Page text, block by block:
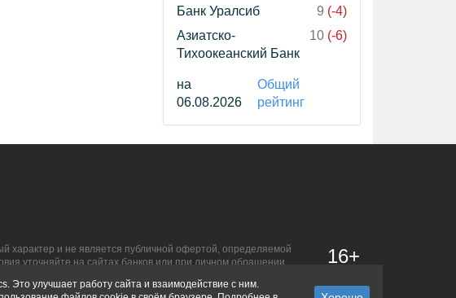
Банк Уралсиб
9 (-4)
Азиатско-
Тихоокеанский Банк
10 (-6)
на
06.08.2026
Общий
рейтинг
характер и не является публичной офертой, определяемой
уточняйте на сайтах банков или при личном обращении.
16+
Это улучшает работу сайта и взаимодействие с ним.